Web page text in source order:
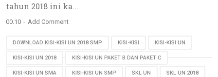
tahun 2018 ini ka...
00.10 Add Comment
DOWNLOAD KISI-KISI UN 2018 SMP KISI-KISI KISI-KISI UN
KISI-KISI UN 2018 KISI-KISI UN PAKET B DAN PAKET C
KISI-KISI UN SMA KISI-KISI UN SMP SKL UN SKL UN 2018